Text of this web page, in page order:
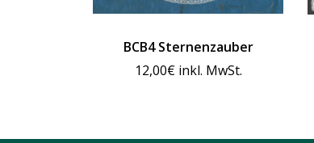
BCB4 Sternenzauber
12,00€ inkl. MwSt.